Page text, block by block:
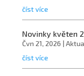
číst více
Novinky květen
Čvn 21, 2026 |
číst více